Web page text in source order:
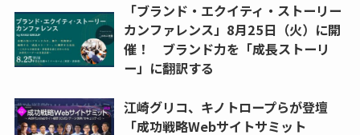
「ブランド・エクイティ・ストーリー
カンファレンス」8月25日（火）に開
催！ ブランド力を「成長ストーリ
ー」に翻訳する
江崎グリコ、キノトロープらが登壇
「成功戦略Webサイトサミット